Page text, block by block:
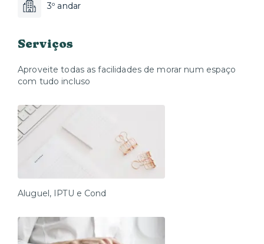
3º andar
Serviços
Aproveite todas as facilidades de morar num espaço
com tudo incluso
Aluguel, IPTU e Cond